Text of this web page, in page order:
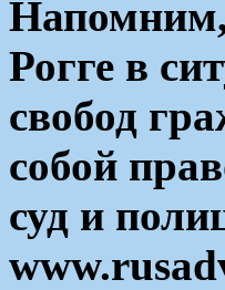
Напомним,
Рогге в
свобод
собой
суд и